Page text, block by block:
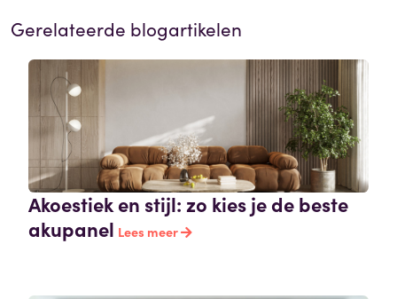
Gerelateerde blogartikelen
Akoestiek en stijl: zo kies je de beste
akupanel Lees meer